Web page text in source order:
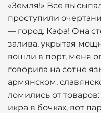
«Земля!» Все
проступили
— город. Кафа! Она
залива, укрытая
вошли в порт, меня
говорила на сотне
армянском,
ломились от
икра в бочках, вот